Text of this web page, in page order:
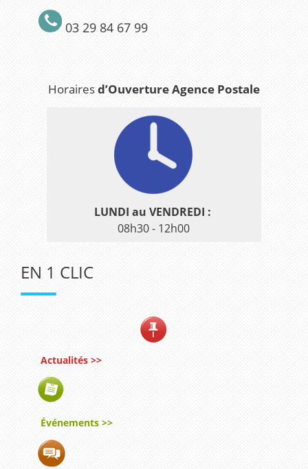
03 29 84 67 99
Horairesd’Ouverture Agence Postale
LUNDI au VENDREDI :
08h30 - 12h00
EN 1 CLIC
Actualités >>
Événements >>